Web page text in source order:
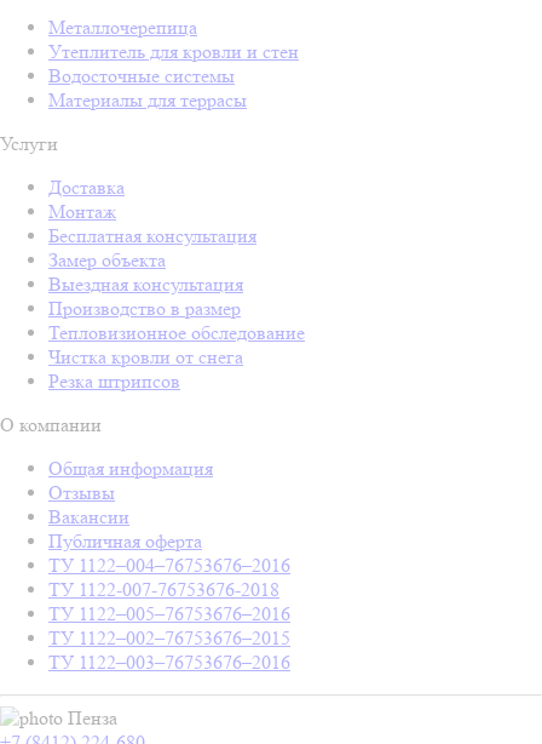
Металлочерепица
Утеплитель для кровли и стен
Водосточные системы
Материалы для террасы
Услуги
Доставка
Монтаж
Бесплатная консультация
Замер объекта
Выездная консультация
Производство в размер
Тепловизионное обследование
Чистка кровли от снега
Резка штрипсов
О компании
Общая информация
Отзывы
Вакансии
Публичная оферта
ТУ 1122–004–76753676–2016
ТУ 1122-007-76753676-2018
ТУ 1122–005–76753676–2016
ТУ 1122–002–76753676–2015
ТУ 1122–003–76753676–2016
Пенза